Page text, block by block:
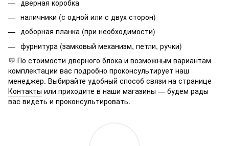
дверная коробка
наличники (с одной или с двух сторон)
доборная планка (при необходимости)
фурнитура (замковый механизм, петли, ручки)
💬 По стоимости дверного блока и возможным вариантам
комплектации вас подробно проконсультирует наш
менеджер. Выбирайте удобный способ связи на странице
Контакты или приходите в наши магазины — будем рады
вас видеть и проконсультировать.